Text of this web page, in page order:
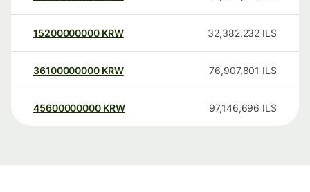
15200000000 KRW 32,382,232 ILS
36100000000 KRW 76,907,801 ILS
45600000000 KRW 97,146,696 ILS